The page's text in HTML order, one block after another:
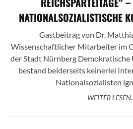
NATIONALSOZIALISTISCHE
Gastbeitrag von Dr.
Wissenschaftlicher Mitarbeiter im
der Stadt Nürnberg
bestand beiderseits keinerlei
Nationalsozialisten
WEITER